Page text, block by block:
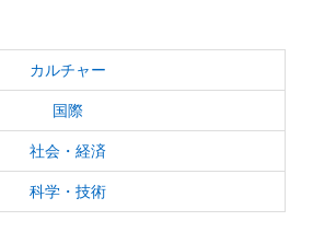
カルチャー
国際
社会・経済
科学・技術